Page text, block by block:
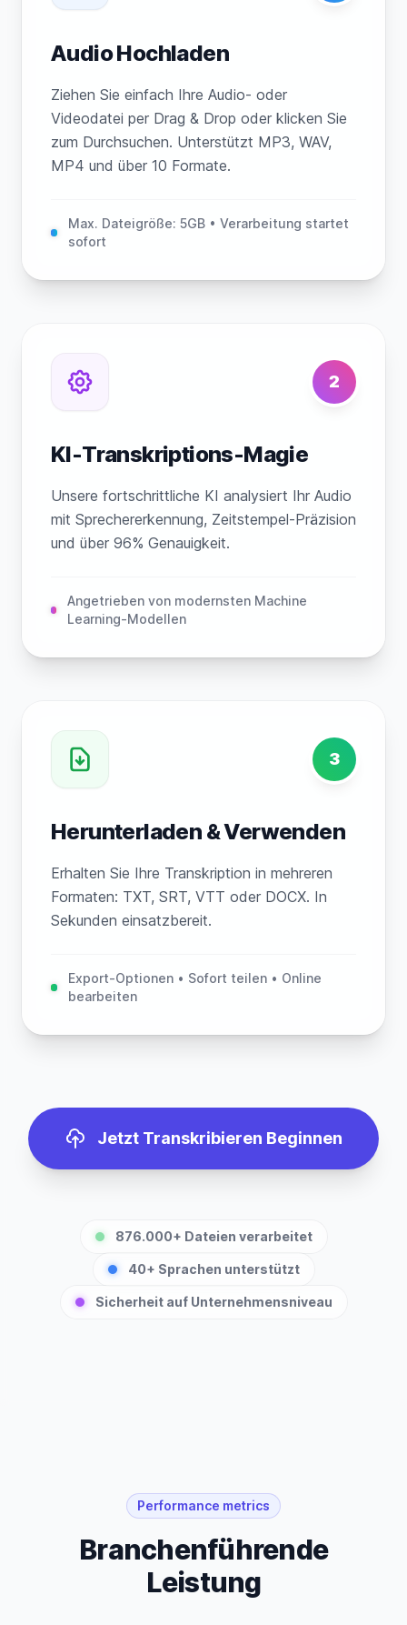
Audio Hochladen
Ziehen Sie einfach Ihre Audio- oder
Videodatei per Drag & Drop oder klicken Sie
zum Durchsuchen. Unterstützt MP3, WAV,
MP4 und über 10 Formate.
Max. Dateigröße: 5GB • Verarbeitung startet
sofort
2
KI-Transkriptions-Magie
Unsere fortschrittliche KI analysiert Ihr Audio
mit Sprechererkennung, Zeitstempel-Präzision
und über 96% Genauigkeit.
Angetrieben von modernsten Machine
Learning-Modellen
3
Herunterladen & Verwenden
Erhalten Sie Ihre Transkription in mehreren
Formaten: TXT, SRT, VTT oder DOCX. In
Sekunden einsatzbereit.
Export-Optionen • Sofort teilen • Online
bearbeiten
Jetzt Transkribieren Beginnen
876.000+ Dateien verarbeitet
40+ Sprachen unterstützt
Sicherheit auf Unternehmensniveau
Performance metrics
Branchenführende
Leistung